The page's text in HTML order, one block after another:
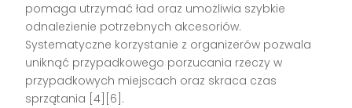
pomaga utrzymać ład oraz umożliwia szybkie
odnalezienie potrzebnych akcesoriów.
Systematyczne korzystanie z organizerów pozwala
uniknąć przypadkowego porzucania rzeczy w
przypadkowych miejscach oraz skraca czas
sprzątania [4][6] .